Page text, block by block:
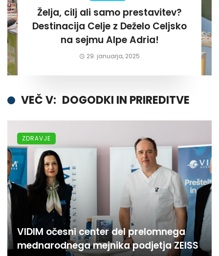
Želja, cilj ali samo prestavitev?
Destinacija Celje z Deželo Celjsko
na sejmu Alpe Adria!
29. januarja, 2025
VEČ V: DOGODKI IN PRIREDITVE
VIDIM očesni center del prelomnega
mednarodnega mejnika podjetja ZEISS
ZDRAVJE